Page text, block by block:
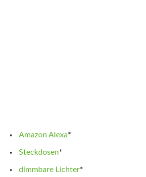
Amazon Alexa*
Steckdosen*
dimmbare Lichter*